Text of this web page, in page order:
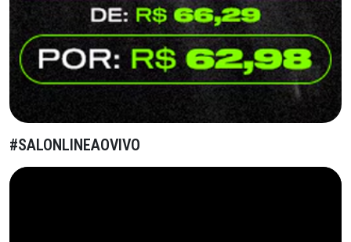
#SALONLINEAOVIVO